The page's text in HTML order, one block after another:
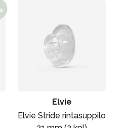
Elvie
Elvie Stride rintasuppilo
ja pelit
vuodevaatteet